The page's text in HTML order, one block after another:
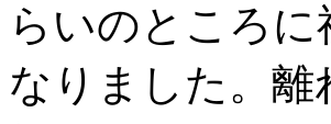
らいのところ
なりました。